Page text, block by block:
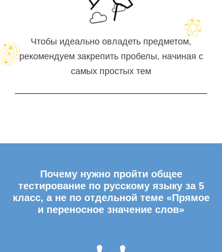
Чтобы идеально овладеть предметом,
рекомендуем закрепить пробелы, начиная с
самых простых тем
Почему нужно пройти общее
тестирование по русскому языку за 5
класс, а не по отдельной теме «Прямое
и переносное значение слов»